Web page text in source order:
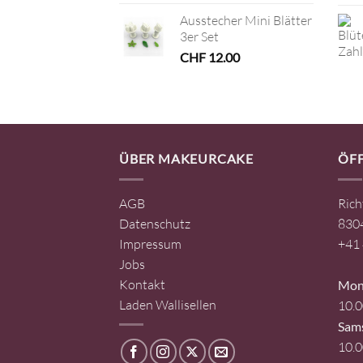
Ausstecher Mini Blätter
3er Set
CHF12.00
ÜBER MAKEURCAKE
AGB
Datenschutz
Impressum
Jobs
Kontakt
Laden Wallisellen
+41